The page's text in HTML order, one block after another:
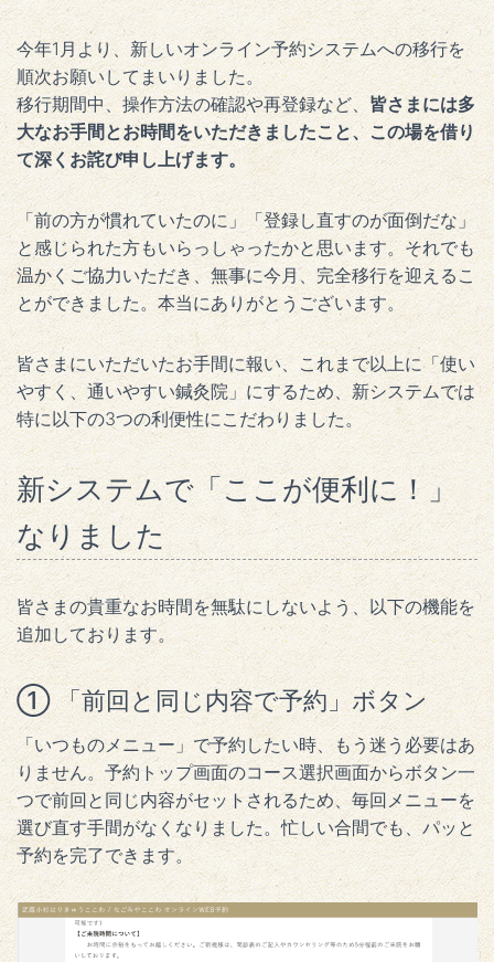
今年1月より、新しいオンライン予約システムへの移行を
順次お願いしてまいりました。
移行期間中、操作方法の確認や再登録など、皆さまには多
大なお手間とお時間をいただきましたこと、この場を借り
て深くお詫び申し上げます。
「前の方が慣れていたのに」「登録し直すのが面倒だな」
と感じられた方もいらっしゃったかと思います。それでも
温かくご協力いただき、無事に今月、完全移行を迎えるこ
とができました。本当にありがとうございます。
皆さまにいただいたお手間に報い、これまで以上に「使い
やすく、通いやすい鍼灸院」にするため、新システムでは
特に以下の3つの利便性にこだわりました。
新システムで「ここが便利に！」
なりました
皆さまの貴重なお時間を無駄にしないよう、以下の機能を
追加しております。
① 「前回と同じ内容で予約」ボタン
「いつものメニュー」で予約したい時、もう迷う必要はあ
りません。予約トップ画面のコース選択画面からボタン一
つで前回と同じ内容がセットされるため、毎回メニューを
選び直す手間がなくなりました。忙しい合間でも、パッと
予約を完了できます。